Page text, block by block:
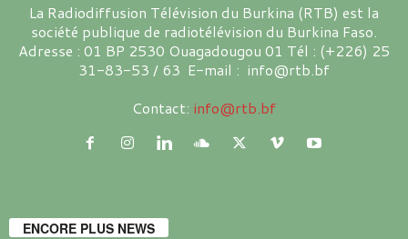
La Radiodiffusion Télévision du Burkina (RTB) est la
société publique de radiotélévision du Burkina Faso.
Adresse : 01 BP 2530 Ouagadougou 01 Tél : (+226) 25
31-83-53 / 63 E-mail : info@rtb.bf
Contact: info@rtb.bf
ENCORE PLUS NEWS